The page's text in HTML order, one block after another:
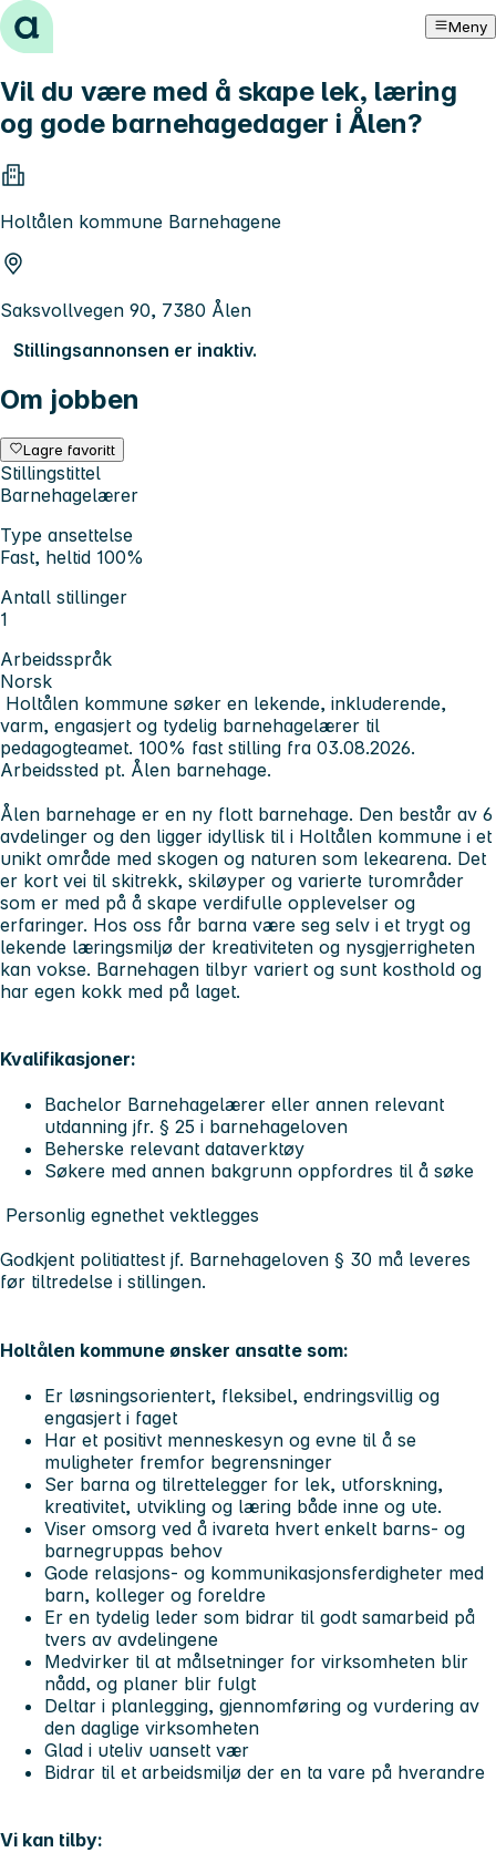
Hopp til innhold Meny
Vil du være med å skape lek, læring
og gode barnehagedager i Ålen?
Holtålen kommune Barnehagene
Saksvollvegen 90, 7380 Ålen
Stillingsannonsen er inaktiv.
Om jobben
Lagre favoritt
Stillingstittel
Barnehagelærer
Type ansettelse
Fast, heltid 100%
Antall stillinger
1
Arbeidsspråk
Norsk
Holtålen kommune søker en lekende, inkluderende,
varm, engasjert og tydelig barnehagelærer til
pedagogteamet. 100% fast stilling fra 03.08.2026.
Arbeidssted pt. Ålen barnehage.
Ålen barnehage er en ny flott barnehage. Den består av 6
avdelinger og den ligger idyllisk til i Holtålen kommune i et
unikt område med skogen og naturen som lekearena. Det
er kort vei til skitrekk, skiløyper og varierte turområder
som er med på å skape verdifulle opplevelser og
erfaringer. Hos oss får barna være seg selv i et trygt og
lekende læringsmiljø der kreativiteten og nysgjerrigheten
kan vokse. Barnehagen tilbyr variert og sunt kosthold og
har egen kokk med på laget.
Kvalifikasjoner:
Bachelor Barnehagelærer eller annen relevant
utdanning jfr. § 25 i barnehageloven
Beherske relevant dataverktøy
Søkere med annen bakgrunn oppfordres til å søke
Personlig egnethet vektlegges
Godkjent politiattest jf. Barnehageloven § 30 må leveres
før tiltredelse i stillingen.
Holtålen kommune ønsker ansatte som:
Er løsningsorientert, fleksibel, endringsvillig og
engasjert i faget
Har et positivt menneskesyn og evne til å se
muligheter fremfor begrensninger
Ser barna og tilrettelegger for lek, utforskning,
kreativitet, utvikling og læring både inne og ute.
Viser omsorg ved å ivareta hvert enkelt barns- og
barnegruppas behov
Gode relasjons- og kommunikasjonsferdigheter med
barn, kolleger og foreldre
Er en tydelig leder som bidrar til godt samarbeid på
tvers av avdelingene
Medvirker til at målsetninger for virksomheten blir
nådd, og planer blir fulgt
Deltar i planlegging, gjennomføring og vurdering av
den daglige virksomheten
Glad i uteliv uansett vær
Bidrar til et arbeidsmiljø der en ta vare på hverandre
Vi kan tilby: